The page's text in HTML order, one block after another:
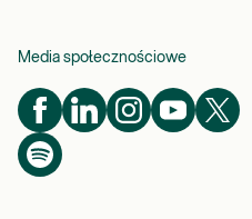
Media społecznościowe